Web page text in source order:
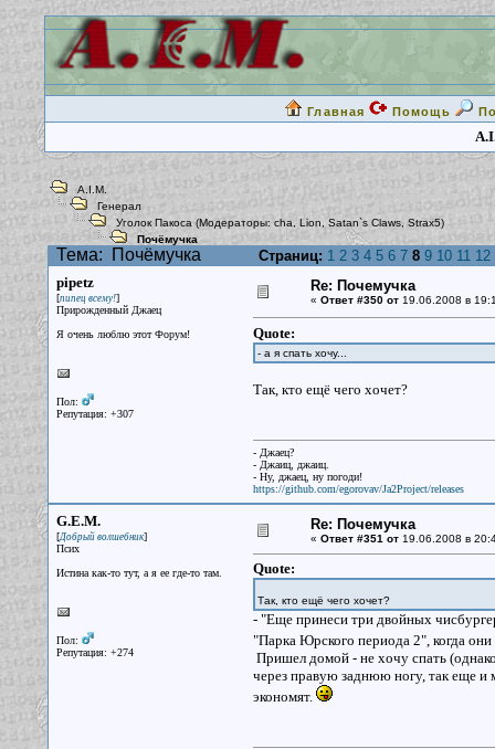
Главная Помощь
A.I.M.
Генерал
Уголок Пакоса (Модераторы:cha Lion Satan`s Claws, Strax5)
Почёмучка
Тема: Почёмучка Страниц: 1 2 3 4 5 6 7 8 9 10 11 12
pipetz
[пипец всему!]
Прирожденный Джаец
Я очень люблю этот Форум!
Пол:
Репутация: +307
Re: Почемучка
« Ответ #350 от19.06.2008 в
Quote:
- а я спать хочу...
Так, кто ещё чего хочет?
- Джаец?
- Джаиц, джаиц.
- Ну, джаец, ну погоди!
https://github.com/egorovav/Ja2Project/releases
G.E.M.
[Добрый волшебник]
Псих
Истина как-то тут, а я ее где-то там.
Пол:
Репутация: +274
Re: Почемучка
« Ответ #351 от19.06.2008 в
Quote:
Так, кто ещё чего хочет?
- "Еще принеси три двойных
"Парка Юрского периода 2", когда
Пришел домой - не хочу спать
через правую заднюю ногу, так еще
экономят.